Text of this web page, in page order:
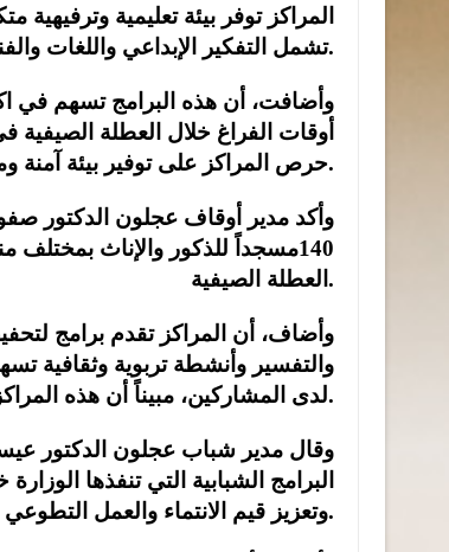
المراكز توفر بيئة تعليمية
تشمل التفكير الإبداعي واللغات والفنون والتربية الإعلامية والمهارات الرقمية.
وأضافت، أن هذه البرامج تسهم في
أوقات الفراغ خلال العطلة الصيفية
حرص المراكز على توفير بيئة آمنة ومحفزة تشجع على التعلم واكتساب الخبرات الجديدة.
وأكد مدير أوقاف عجلون الدكتور
140مسجداً للذكور والإناث
العطلة الصيفية.
وأضاف، أن المراكز تقدم برامج
والتفسير وأنشطة تربوية وثقافية
لدى المشاركين، مبيناً أن هذه المراكز تشكل مساحة آمنة تجمع بين التعليم والتوجيه والتفاعل الاجتماعي.
وقال مدير شباب عجلون الدكتور
البرامج الشبابية التي تنفذها
وتعزيز قيم الانتماء والعمل التطوعي واستثمار أوقات الفراغ في أنشطة هادفة.